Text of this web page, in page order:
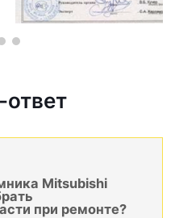
Mitsubishi
при ремонте?